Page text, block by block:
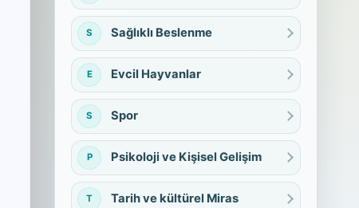
S Sağlıklı Beslenme
E Evcil Hayvanlar
S Spor
P Psikoloji ve Kişisel Gelişim
T Tarih ve kültürel Miras